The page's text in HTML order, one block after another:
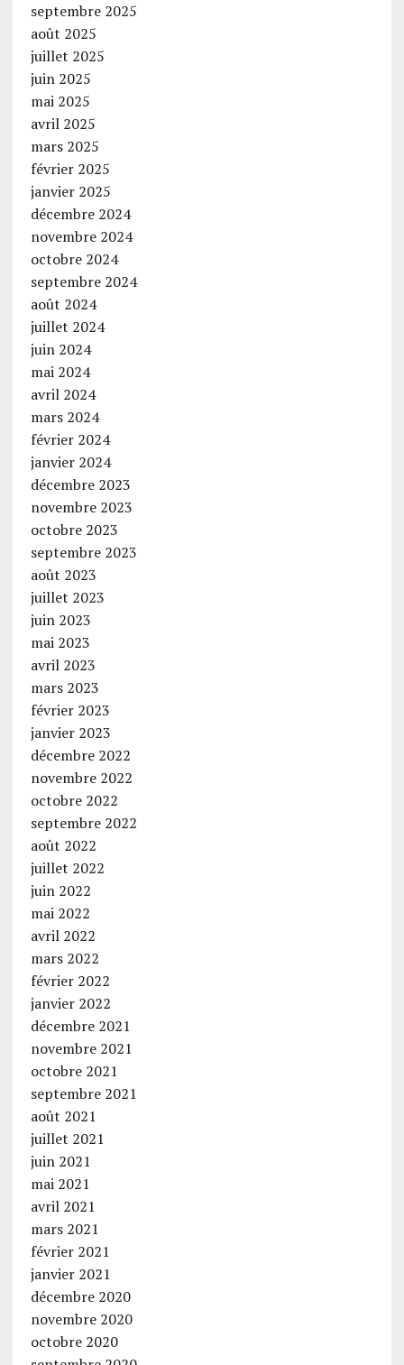
septembre 2025
août 2025
juillet 2025
juin 2025
mai 2025
avril 2025
mars 2025
février 2025
janvier 2025
décembre 2024
novembre 2024
octobre 2024
septembre 2024
août 2024
juillet 2024
juin 2024
mai 2024
avril 2024
mars 2024
février 2024
janvier 2024
décembre 2023
novembre 2023
octobre 2023
septembre 2023
août 2023
juillet 2023
juin 2023
mai 2023
avril 2023
mars 2023
février 2023
janvier 2023
décembre 2022
novembre 2022
octobre 2022
septembre 2022
août 2022
juillet 2022
juin 2022
mai 2022
avril 2022
mars 2022
février 2022
janvier 2022
décembre 2021
novembre 2021
octobre 2021
septembre 2021
août 2021
juillet 2021
juin 2021
mai 2021
avril 2021
mars 2021
février 2021
janvier 2021
décembre 2020
novembre 2020
octobre 2020